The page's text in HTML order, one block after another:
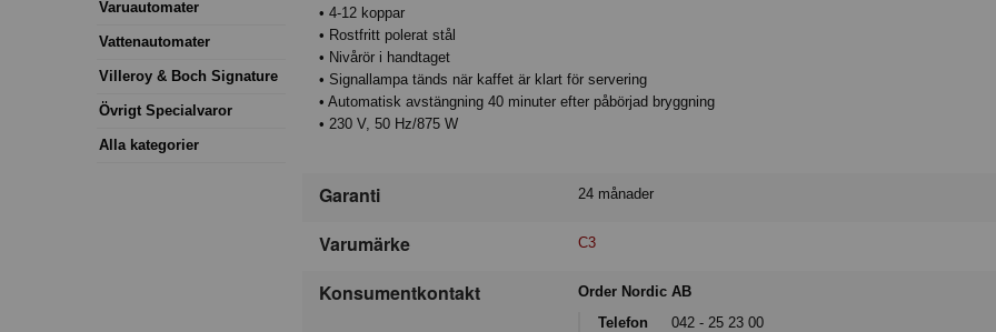
Varuautomater
Vattenautomater
Villeroy & Boch Signature
Övrigt Specialvaror
Alla kategorier
• 4-12 koppar
• Rostfritt polerat stål
• Nivårör i handtaget
• Signallampa tänds när kaffet är klart för servering
• Automatisk avstängning 40 minuter efter påbörjad bryggning
• 230 V, 50 Hz/875 W
Garanti 24 månader
Varumärke C3
Konsumentkontakt
Order Nordic AB
Telefon
042 - 25 23 00